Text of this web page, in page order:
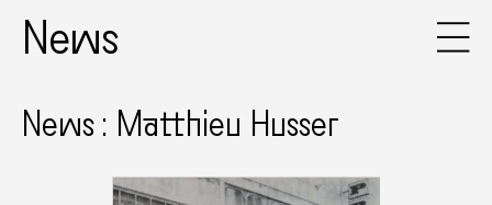
News
News : Matthieu Husser